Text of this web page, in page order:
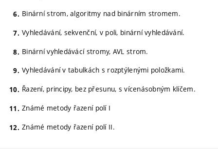
Binární strom, algoritmy nad binárním stromem.
Vyhledávání, sekvenční, v poli, binární vyhledávání.
Binární vyhledávácí stromy, AVL strom.
Vyhledávání v tabulkách s rozptýlenými položkami.
Řazení, principy, bez přesunu, s vícenásobným klíčem.
Známé metody řazení polí I
Známé metody řazení polí II.